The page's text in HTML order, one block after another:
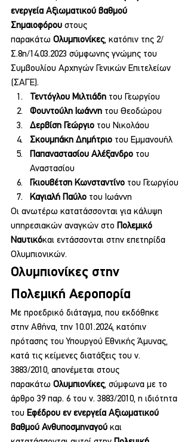
ενεργεία Αξιωματικού βαθμού
Σημαιοφόρου στους
παρακάτω Ολυμπιονίκες, κατόπιν της 2/
Σ.8η/14.03.2023 σύμφωνης γνώμης του
Συμβουλίου Αρχηγών Γενικών Επιτελείων
(ΣΑΓΕ).
Τεντόγλου Μιλτιάδη του Γεωργίου
Φουντούλη Ιωάννη του Θεοδώρου
Δερβίση Γεώργιο του Νικολάου
Σκουμπάκη Δημήτριο του Εμμανουήλ
Παπαναστασίου Αλέξανδρο του
Αναστασίου
Γκιουβέτση Κωνσταντίνο του Γεωργίου
Καγιαλή Παύλο του Ιωάννη
Οι ανωτέρω κατατάσσονται για κάλυψη
υπηρεσιακών αναγκών στο Πολεμικό
Ναυτικόκαι εντάσσονται στην επετηρίδα
Ολυμπιονικών.
Ολυμπιονίκες στην
Πολεμική Αεροπορία
Με προεδρικό διάταγμα, που εκδόθηκε
στην Αθήνα, την 10.01.2024, κατόπιν
πρότασης του Υπουργού Εθνικής Άμυνας,
κατά τις κείμενες διατάξεις του ν.
3883/2010, απονέμεται στους
παρακάτω Ολυμπιονίκες, σύμφωνα με το
άρθρο 39 παρ. 6 του ν. 3883/2010, η ιδιότητα
του Εφέδρου εν ενεργεία Αξιωματικού
βαθμού Ανθυποσμηναγού και